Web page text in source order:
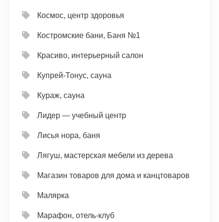
Космос, центр здоровья
Костромские бани, Баня №1
Красиво, интерьерный салон
Купрей-Тонус, сауна
Кураж, сауна
Лидер — учебный центр
Лисья нора, баня
Лягуш, мастерская мебели из дерева
Магазин товаров для дома и канцтоваров
Малярка
Марафон, отель-клуб